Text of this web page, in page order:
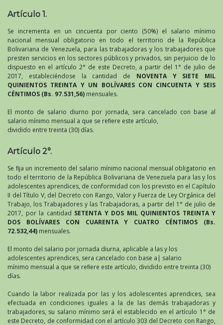
Artículo 1.
Se incrementa en un cincuenta por ciento (50%) el salario mínimo
nacional mensual obligatorio en todo el territorio de la República
Bolivariana de Venezuela, para las trabajadoras y los trabajadores que
presten servicios en los sectores públicos y privados, sin perjuicio de lo
dispuesto en el artículo 2° de este Decreto, a partir del 1° de julio de
2017, estableciéndose la cantidad de NOVENTA Y SIETE MIL
QUINIENTOS TREINTA Y UN BOLÍVARES CON CINCUENTA Y SEIS
CÉNTIMOS (Bs. 97.531,56) mensuales.
El monto de salario diurno por jornada, sera cancelado con base al
salario mínimo mensual a que se reﬁere este artículo,
dividido entre treinta (30) días.
Artículo 2°.
Se ﬁja un incremento del salario mínimo nacional mensual obligatorio en
todo el territorio de la República Bolivariana de Venezuela para las y los
adolescentes aprendices, de conformidad con los previsto en el Capítulo
II del Título V, del Decreto con Rango, Valor y Fuerza de Ley Orgánica del
Trabajo, los Trabajadores y las Trabajadoras, a partir del 1° de julio de
2017, por la cantidad SETENTA Y DOS MIL QUINIENTOS TREINTA Y
DOS BOLÍVARES CON CUARENTA Y CUATRO CÉNTIMOS (Bs.
72.532,44) mensuales.
El monto del salario por jornada diurna, aplicable a las y los
adolescentes aprendices, sera cancelado con base a| salario
mínimo mensual a que se reﬁere este artículo, dividido entre treinta (30)
días.
Cuando la labor realizada por las y los adolescentes aprendices, sea
efectuada en condiciones iguales a la de las demás trabajadoras y
trabajadores, su salario mínimo será el establecido en el artículo 1° de
este Decreto, de conformidad con el artículo 303 del Decreto con Rango,